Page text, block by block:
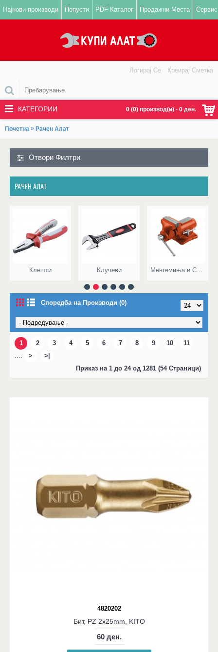
Најнови производи Попусти PDF Каталог Продажни Места Сервис
0 (0) производ(и) - 0 ден.
Логирај Се Креирај Сметка
КАТЕГОРИИ
Почетна » Рачен Алат
Отвори Филтри
РАЧЕН АЛАТ
Клешти Клучеви Менгемиња и Стеги
Споредба на Производи (0)
1 2 3 4 5 6 7 8 9 10
11
....
>
>|
Приказ на 1 до 24 од 1281 (54 Страници)
4820202
Бит, PZ 2x25mm, KITO
60 ден.